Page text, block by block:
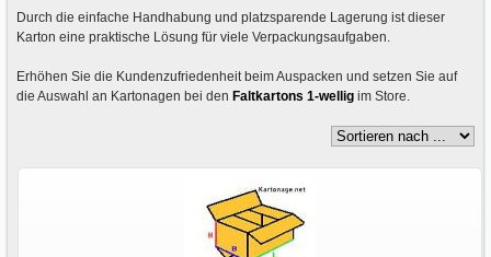
Durch die einfache Handhabung und platzsparende Lagerung ist dieser
Karton eine praktische Lösung für viele Verpackungsaufgaben.
Erhöhen Sie die Kundenzufriedenheit beim Auspacken und setzen Sie auf
die Auswahl an Kartonagen bei denFaltkartons 1-wellig im Store.